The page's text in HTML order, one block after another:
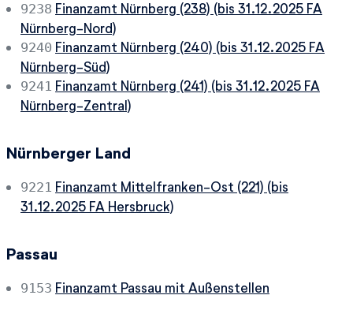
9238 Finanzamt Nürnberg (238) (bis 31.12.2025 FA
Nürnberg-Nord)
9240 Finanzamt Nürnberg (240) (bis 31.12.2025 FA
Nürnberg-Süd)
9241 Finanzamt Nürnberg (241) (bis 31.12.2025 FA
Nürnberg-Zentral)
Nürnberger Land
9221 Finanzamt Mittelfranken-Ost (221) (bis
31.12.2025 FA Hersbruck)
Passau
9153 Finanzamt Passau mit Außenstellen